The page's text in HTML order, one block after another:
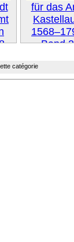
catégorie